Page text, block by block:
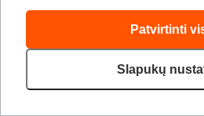
Patvirtinti
Slapukų
(15)